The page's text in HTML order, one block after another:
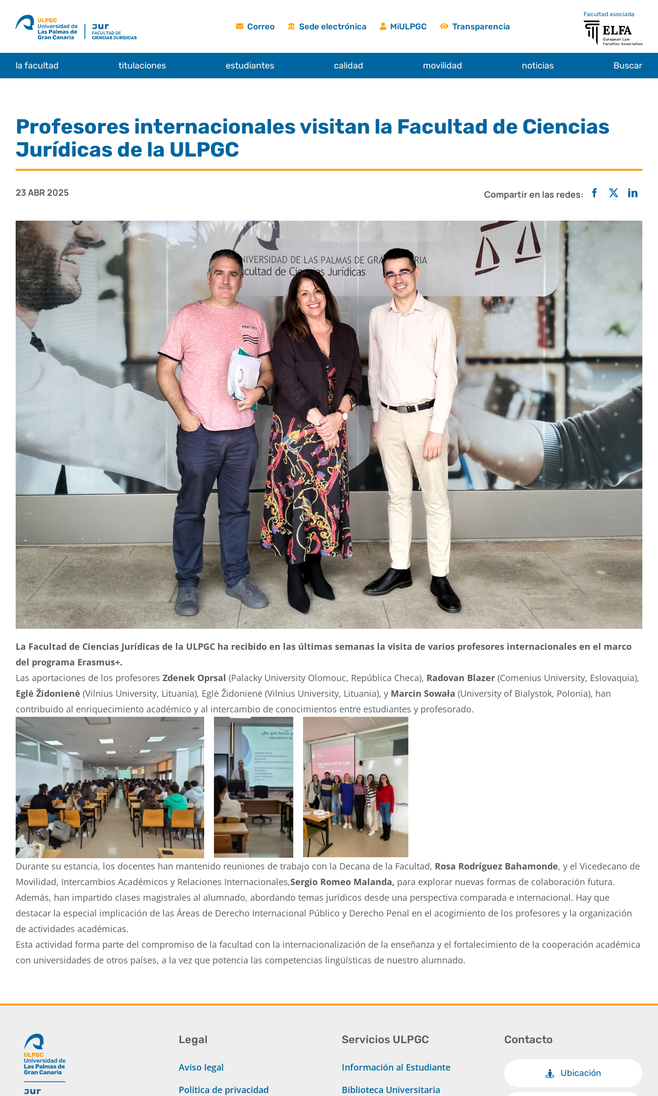
contenido
Correo Sede electrónica MiULPGC Transparencia
Facultad asociada
la facultad titulaciones estudiantes calidad movilidad noticias Buscar
Profesores internacionales visitan la Facultad de Ciencias
Jurídicas de la ULPGC
23 ABR 2025 Compartir en las redes:
La Facultad de Ciencias Jurídicas de la ULPGC ha recibido en las últimas semanas la visita de varios profesores internacionales en el marco
del programa Erasmus+.
Las aportaciones de los profesores Zdenek Oprsal (Palacky University Olomouc, República Checa), Radovan Blazer(Comenius University, Eslovaquia),
Eglė Židonienė (Vilnius University, Lituania), Eglė Židonienė (Vilnius University, Lituania), y Marcin Sowała (University of Bialystok, Polonia), han
contribuido al enriquecimiento académico y al intercambio de conocimientos entre estudiantes y profesorado.
Durante su estancia, los docentes han mantenido reuniones de trabajo con la Decana de la Facultad, Rosa Rodríguez Bahamonde, y el Vicedecano de
Movilidad, Intercambios Académicos y Relaciones Internacionales,Sergio Romeo Malanda, para explorar nuevas formas de colaboración futura.
Además, han impartido clases magistrales al alumnado, abordando temas jurídicos desde una perspectiva comparada e internacional. Hay que
destacar la especial implicación de las Áreas de Derecho Internacional Público y Derecho Penal en el acogimiento de los profesores y la organización
de actividades académicas.
Esta actividad forma parte del compromiso de la facultad con la internacionalización de la enseñanza y el fortalecimiento de la cooperación académica
con universidades de otros países, a la vez que potencia las competencias lingüísticas de nuestro alumnado.
Legal
Aviso legal
Política de privacidad
Servicios ULPGC
Información al Estudiante
Biblioteca Universitaria
Contacto
Ubicación